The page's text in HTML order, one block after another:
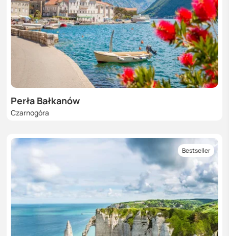
Perła Bałkanów
Czarnogóra
Bestseller